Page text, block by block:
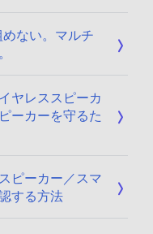
ない。マルチ
ヤレススピーカ
ーカーを守るた
ピーカー／スマ
する方法